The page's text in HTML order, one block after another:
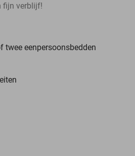
fijn verblijf!
twee eenpersoonsbedden